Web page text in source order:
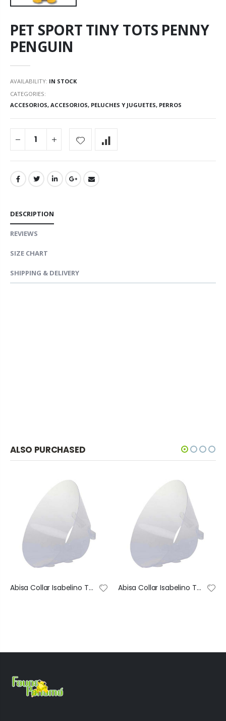
PET SPORT TINY TOTS PENNY
PENGUIN
AVAILABILITY: IN STOCK
CATEGORIES:
ACCESORIOS, ACCESORIOS, PELUCHES Y JUGUETES, PERROS
DESCRIPTION
REVIEWS
SIZE CHART
SHIPPING & DELIVERY
ALSO PURCHASED
Abisa Collar Isabelino Transparente De Recuperación Ajustable #1 40X74 Cm Abisa Collar Isabelino Transparente De Recuperación Ajustable #2 35X68 Cm